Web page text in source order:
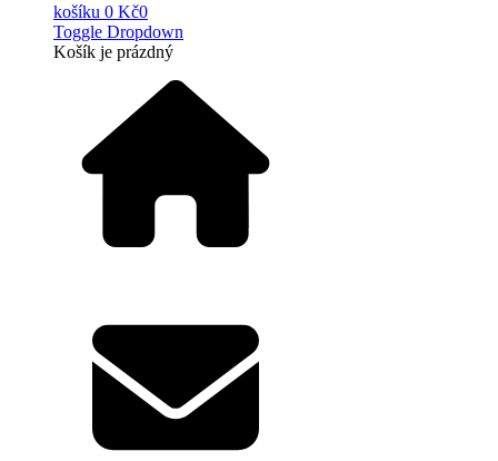
košíku 0 Kč0
Toggle Dropdown
Košík je prázdný